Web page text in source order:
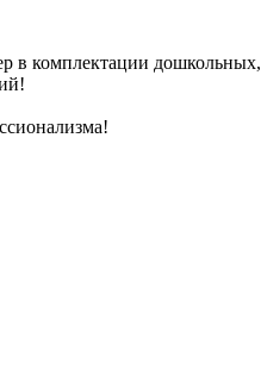
комплектации дошкольных,